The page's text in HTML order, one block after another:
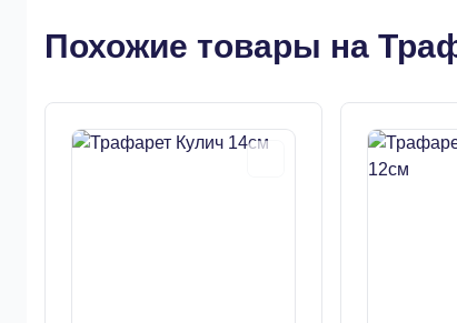
Похожие товары на